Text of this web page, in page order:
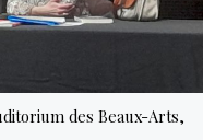
des Beaux-Arts,